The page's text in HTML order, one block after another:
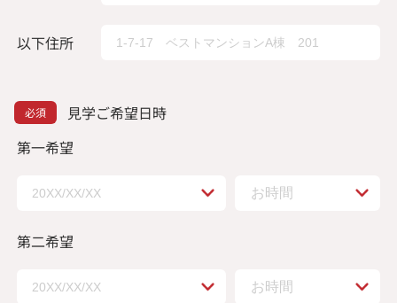
以下住所
見学ご希望日時
第一希望
第二希望